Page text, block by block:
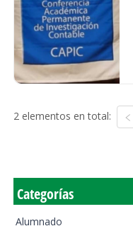
2 elementos en total:
Categorías
Alumnado